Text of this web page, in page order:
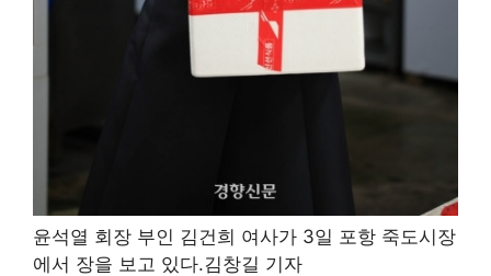
윤석열 회장 부인 김건희 여사가 3일 포항 죽도시장
에서 장을 보고 있다.김창길 기자